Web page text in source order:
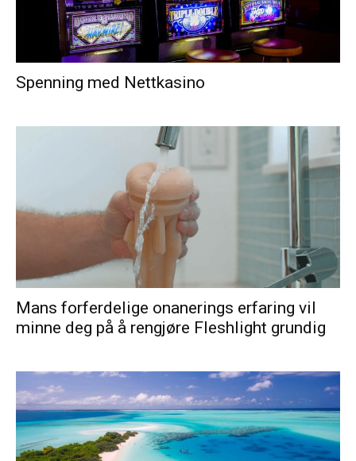
Spenning med Nettkasino
Mans forferdelige onanerings erfaring vil
minne deg på å rengjøre Fleshlight grundig